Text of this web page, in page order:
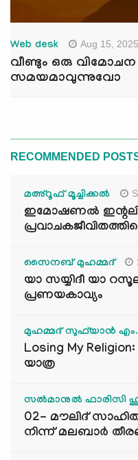
Web desk Aug 15, 2025
വീണ്ടും ഒരു
സമയമാവുന്നുവോ
RECOMMENDED
മഅ്റൂഫ് മൂച്ചിക്കല്‍
ഇമോഷണൽ
സൈനബ് മുഹമ്മദ്
യാ സയ്യിദീ യാ
പ്രണയകാവ്യം
മുഹമ്മദ് സുഫ്‌യാൻ
Losing My
യാത്ര
സൽമാനുൽ ഫാരിസി
02- മൗലിദ്
നിന്ന് മലബാർ